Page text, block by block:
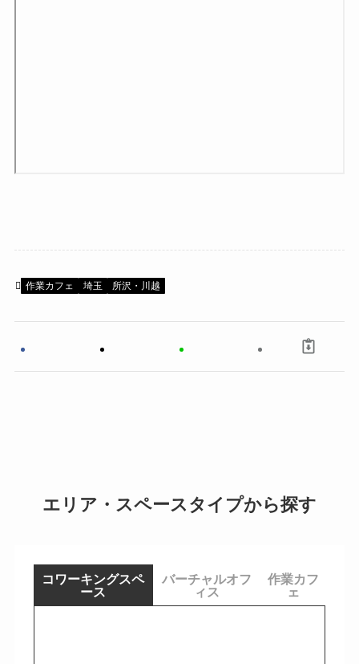
作業カフェ 埼玉 所沢・川越
エリア・スペースタイプから探す
コワーキングスペ
ース
バーチャルオフ
ィス
作業カフ
ェ